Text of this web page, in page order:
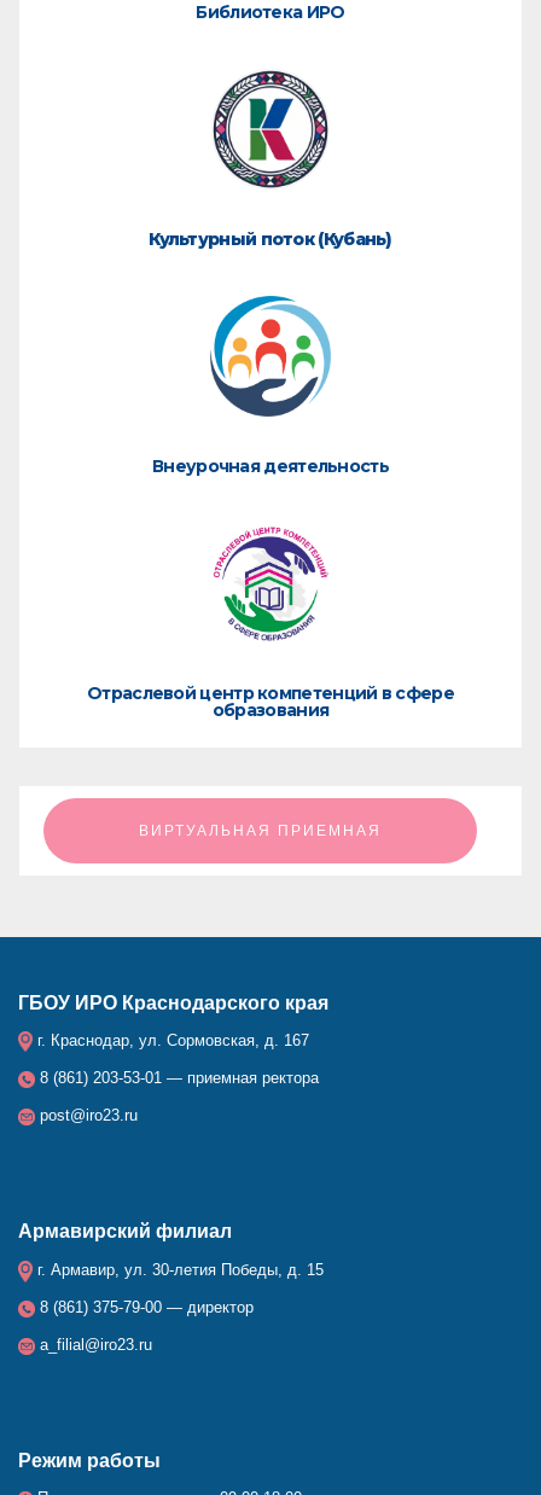
Библиотека ИРО
Культурный поток (Кубань)
Внеурочная деятельность
Отраслевой центр компетенций в сфере
образования
ㅤㅤㅤㅤㅤㅤㅤㅤㅤВИРТУАЛЬНАЯ ПРИЕМНАЯㅤㅤㅤㅤㅤㅤㅤㅤㅤ
ГБОУ ИРО Краснодарского края
г. Краснодар, ул. Сормовская, д. 167
8 (861) 203-53-01 — приемная ректора
post@iro23.ru
Армавирский филиал
г. Армавир, ул. 30-летия Победы, д. 15
8 (861) 375-79-00 — директор
a_filial@iro23.ru
Режим работы